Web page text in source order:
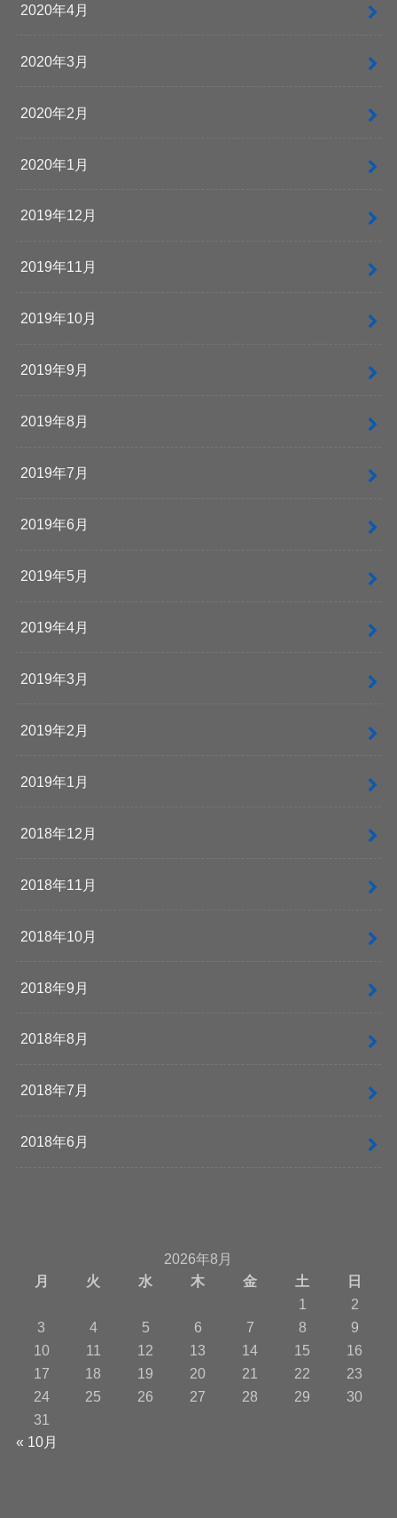
2020年4月
2020年3月
2020年2月
2020年1月
2019年12月
2019年11月
2019年10月
2019年9月
2019年8月
2019年7月
2019年6月
2019年5月
2019年4月
2019年3月
2019年2月
2019年1月
2018年12月
2018年11月
2018年10月
2018年9月
2018年8月
2018年7月
2018年6月
2026年8月
月
火 水 木 金 土
日
1
2
3
4 5 6 7 8
9
10
11 12 13 14 15
16
17
18 19 20 21 22
23
24
25 26 27 28 29
30
31
« 10月